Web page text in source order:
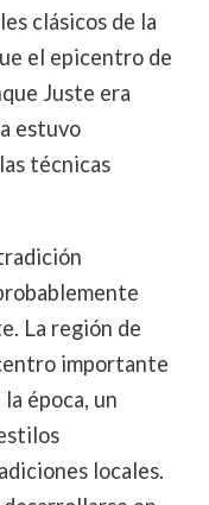
clásicos de la
el epicentro de
Juste era
estuvo
técnicas
La región de
importante
época, un
locales.